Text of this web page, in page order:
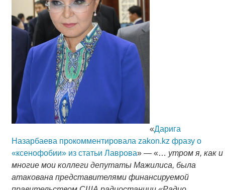
«Дарига
Назарбаева прокомментировала zakon.kz фразу о
«ксенофобии» из статьи Лаврова» — «… утром я, как и
многие мои коллеги депутаты Мажилиса, была
атакована представителями финансируемой